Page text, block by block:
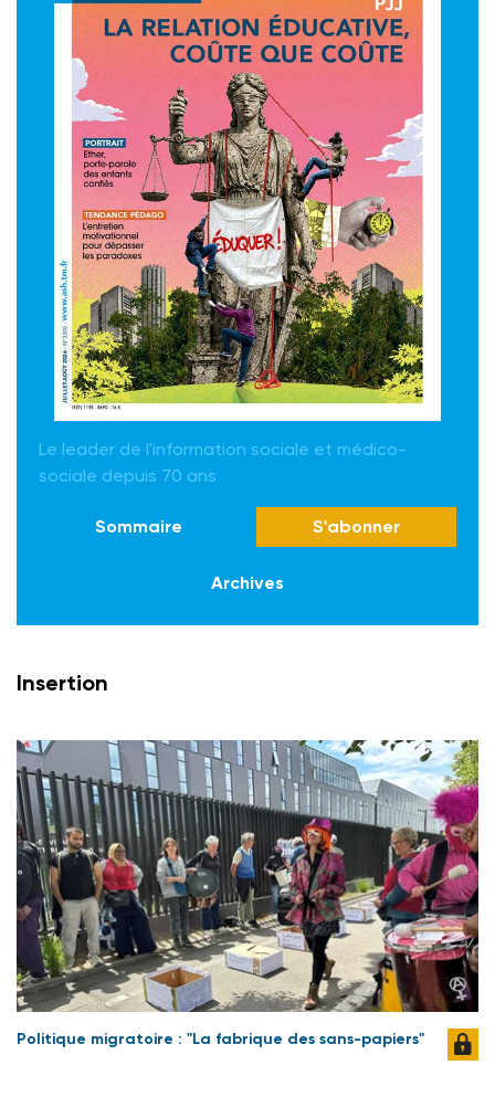
Le leader de l'information sociale et médico-
sociale depuis 70 ans
Sommaire S'abonner
Archives
Insertion
Politique migratoire : "La fabrique des sans-papiers"